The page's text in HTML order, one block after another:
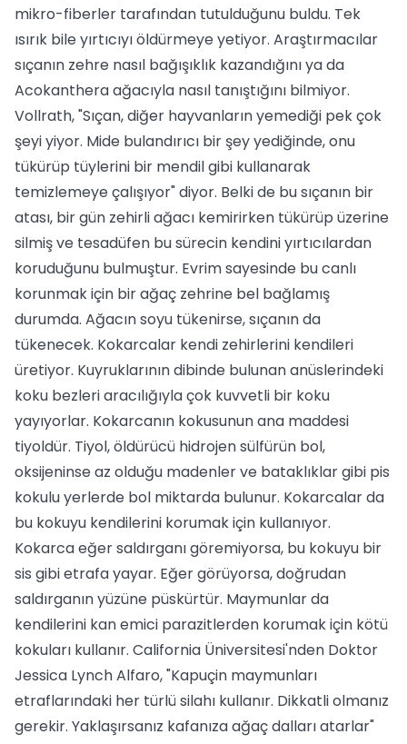
mikro-fiberler tarafından tutulduğunu buldu. Tek
ısırık bile yırtıcıyı öldürmeye yetiyor. Araştırmacılar
sıçanın zehre nasıl bağışıklık kazandığını ya da
Acokanthera ağacıyla nasıl tanıştığını bilmiyor.
Vollrath, "Sıçan, diğer hayvanların yemediği pek çok
şeyi yiyor. Mide bulandırıcı bir şey yediğinde, onu
tükürüp tüylerini bir mendil gibi kullanarak
temizlemeye çalışıyor" diyor. Belki de bu sıçanın bir
atası, bir gün zehirli ağacı kemirirken tükürüp üzerine
silmiş ve tesadüfen bu sürecin kendini yırtıcılardan
koruduğunu bulmuştur. Evrim sayesinde bu canlı
korunmak için bir ağaç zehrine bel bağlamış
durumda. Ağacın soyu tükenirse, sıçanın da
tükenecek. Kokarcalar kendi zehirlerini kendileri
üretiyor. Kuyruklarının dibinde bulunan anüslerindeki
koku bezleri aracılığıyla çok kuvvetli bir koku
yayıyorlar. Kokarcanın kokusunun ana maddesi
tiyoldür. Tiyol, öldürücü hidrojen sülfürün bol,
oksijeninse az olduğu madenler ve bataklıklar gibi pis
kokulu yerlerde bol miktarda bulunur. Kokarcalar da
bu kokuyu kendilerini korumak için kullanıyor.
Kokarca eğer saldırganı göremiyorsa, bu kokuyu bir
sis gibi etrafa yayar. Eğer görüyorsa, doğrudan
saldırganın yüzüne püskürtür. Maymunlar da
kendilerini kan emici parazitlerden korumak için kötü
kokuları kullanır. California Üniversitesi'nden Doktor
Jessica Lynch Alfaro, "Kapuçin maymunları
etraflarındaki her türlü silahı kullanır. Dikkatli olmanız
gerekir. Yaklaşırsanız kafanıza ağaç dalları atarlar"